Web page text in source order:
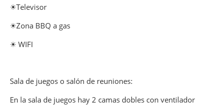
☀Televisor
☀Zona BBQ a gas
☀ WIFI
Sala de juegos o salón de reuniones:
En la sala de juegos hay 2 camas dobles con ventilador